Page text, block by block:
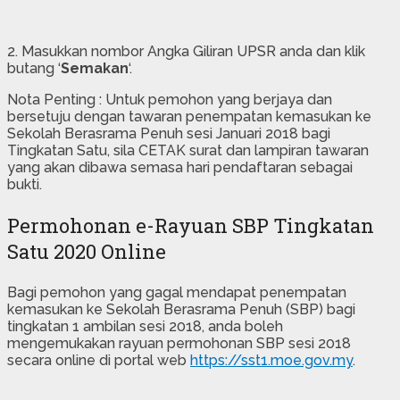
2. Masukkan nombor Angka Giliran UPSR anda dan klik
butang ‘Semakan‘.
Nota Penting : Untuk pemohon yang berjaya dan
bersetuju dengan tawaran penempatan kemasukan ke
Sekolah Berasrama Penuh sesi Januari 2018 bagi
Tingkatan Satu, sila CETAK surat dan lampiran tawaran
yang akan dibawa semasa hari pendaftaran sebagai
bukti.
Permohonan e-Rayuan SBP Tingkatan
Satu 2020 Online
Bagi pemohon yang gagal mendapat penempatan
kemasukan ke Sekolah Berasrama Penuh (SBP) bagi
tingkatan 1 ambilan sesi 2018, anda boleh
mengemukakan rayuan permohonan SBP sesi 2018
secara online di portal web https://sst1.moe.gov.my.